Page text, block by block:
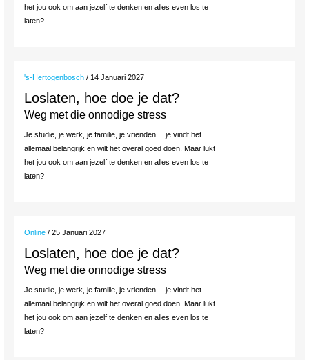
het jou ook om aan jezelf te denken en alles even los te
laten?
's-Hertogenbosch / 14 Januari 2027
Loslaten, hoe doe je dat?
Weg met die onnodige stress
Je studie, je werk, je familie, je vrienden… je vindt het
allemaal belangrijk en wilt het overal goed doen. Maar lukt
het jou ook om aan jezelf te denken en alles even los te
laten?
Online / 25 Januari 2027
Loslaten, hoe doe je dat?
Weg met die onnodige stress
Je studie, je werk, je familie, je vrienden… je vindt het
allemaal belangrijk en wilt het overal goed doen. Maar lukt
het jou ook om aan jezelf te denken en alles even los te
laten?